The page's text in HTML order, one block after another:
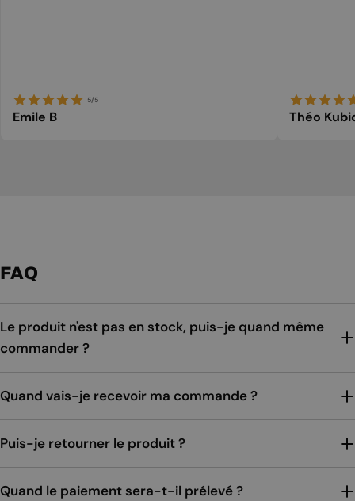
5/5
Emile B Théo
FAQ
Le produit n'est pas en stock, puis-je quand même
commander ?
Quand vais-je recevoir ma commande ?
Puis-je retourner le produit ?
Quand le paiement sera-t-il prélevé ?